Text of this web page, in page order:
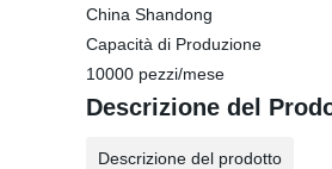
China Shandong
Capacità di Produzione
10000 pezzi/mese
Descrizione del
Descrizione del prodotto